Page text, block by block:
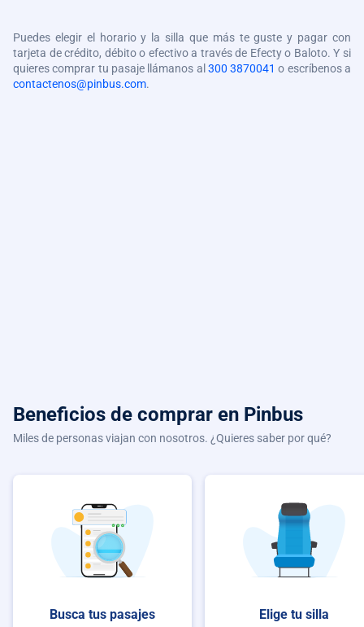
Puedes elegir el horario y la silla que más te guste y pagar con
tarjeta de crédito, débito o efectivo a través de Efecty o Baloto. Y si
quieres comprar tu pasaje llámanos al 300 3870041 o escríbenos a
contactenos@pinbus.com.
Beneficios de comprar en Pinbus
Miles de personas viajan con nosotros. ¿Quieres saber por qué?
Busca tus pasajes Elige tu silla